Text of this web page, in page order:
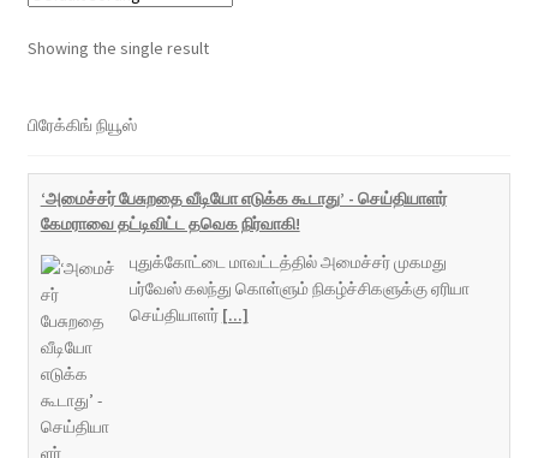
Showing the single result
பிரேக்கிங் நியூஸ்
‘அமைச்சர் பேசுறதை வீடியோ எடுக்க கூடாது’ - செய்தியாளர்
கேமராவை தட்டிவிட்ட தவெக நிர்வாகி!
புதுக்கோட்டை மாவட்டத்தில் அமைச்சர் முகமது
பர்வேஸ் கலந்து கொள்ளும் நிகழ்ச்சிகளுக்கு ஏரியா
செய்தியாளர் [...]